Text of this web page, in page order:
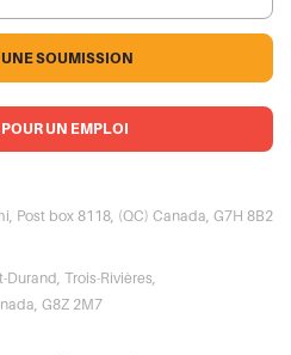
SOUMISSION
UN EMPLOI
Post box 8118, (QC) Canada, G7H 8B2
Durand, Trois-Rivières,
G8Z 2M7